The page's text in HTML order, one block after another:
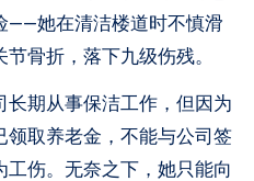
——她在清洁楼道时不慎滑
骨折，落下九级伤残。
期从事保洁工作，但因为
领取养老金，不能与公司签
伤。无奈之下，她只能向